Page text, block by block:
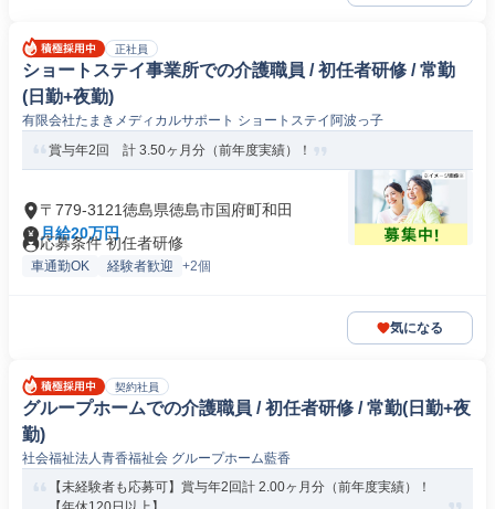
正社員
ショートステイ事業所での介護職員 / 初任者研修 / 常勤
(日勤+夜勤)
有限会社たまきメディカルサポート ショートステイ阿波っ子
賞与年2回 計 3.50ヶ月分（前年度実績）！
〒779-3121徳島県徳島市国府町和田
月給20万円
応募条件 初任者研修
車通勤OK 経験者歓迎 +2個
気になる
契約社員
グループホームでの介護職員 / 初任者研修 / 常勤(日勤+夜
勤)
社会福祉法人青香福祉会 グループホーム藍香
【未経験者も応募可】賞与年2回計 2.00ヶ月分（前年度実績）！